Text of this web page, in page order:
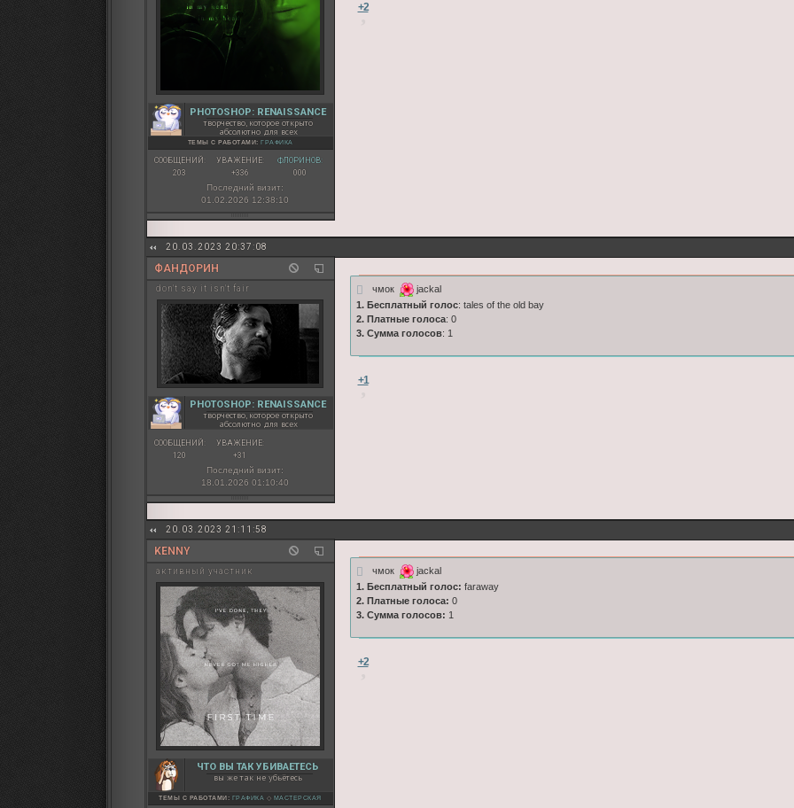
PHOTOSHOP: RENAISSANCE
творчество, которое открыто
абсолютно для всех
ТЕМЫ С РАБОТАМИ: ГРАФИКА
СООБЩЕНИЙ:
203
УВАЖЕНИЕ:
+336
ФЛОРИНОВ:
000
Последний визит:
01.02.2026 12:38:10
+2
20.03.2023 20:37:08
ФАНДОРИН
don't say it isn't fair
PHOTOSHOP: RENAISSANCE
творчество, которое открыто
абсолютно для всех
СООБЩЕНИЙ:
120
УВАЖЕНИЕ:
+31
Последний визит:
18.01.2026 01:10:40
чмок
jackal
1. Бесплатный голос: tales of the old bay
2. Платные голоса: 0
3. Сумма голосов: 1
+1
20.03.2023 21:11:58
KENNY
активный участник
ЧТО ВЫ ТАК УБИВАЕТЕСЬ
вы же так не убьётесь
ТЕМЫ С РАБОТАМИ: ГРАФИКА ◇ МАСТЕРСКАЯ
чмок
jackal
1. Бесплатный голос: faraway
2. Платные голоса: 0
3. Сумма голосов: 1
+2